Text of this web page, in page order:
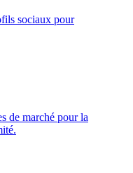
sociaux pour
de marché pour la